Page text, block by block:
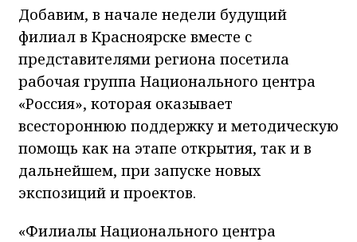
Добавим, в начале недели будущий
филиал в Красноярске вместе с
представителями региона посетила
рабочая группа Национального центра
«Россия», которая оказывает
всестороннюю поддержку и методическую
помощь как на этапе открытия, так и в
дальнейшем, при запуске новых
экспозиций и проектов.
«Филиалы Национального центра